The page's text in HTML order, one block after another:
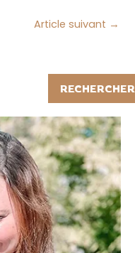
Article suivant →
RECHERCHER